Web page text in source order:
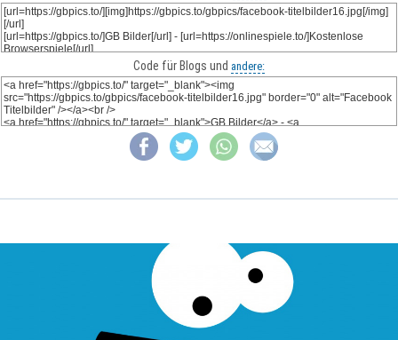
Code für Blogs und andere: